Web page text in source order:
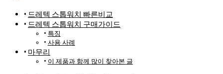
드레텍 스톱워치 빠른비교
드레텍 스톱워치 구매가이드
특징
사용 사례
마무리
이 제품과 함께 많이 찾아본 글